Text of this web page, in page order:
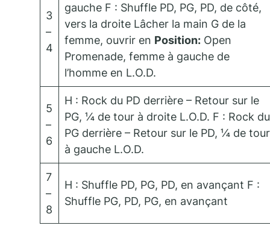
3
–
4
gauche F : Shuffle PD, PG, PD, de côté,
vers la droite Lâcher la main G de la
femme, ouvrir en Position: Open
Promenade, femme à gauche de
l’homme en L.O.D.
5
–
6
H : Rock du PD derrière – Retour sur le
PG, ¼ de tour à droite L.O.D. F : Rock du
PG derrière – Retour sur le PD, ¼ de tour
à gauche L.O.D.
7
–
8
H : Shuffle PD, PG, PD, en avançant F :
Shuffle PG, PD, PG, en avançant